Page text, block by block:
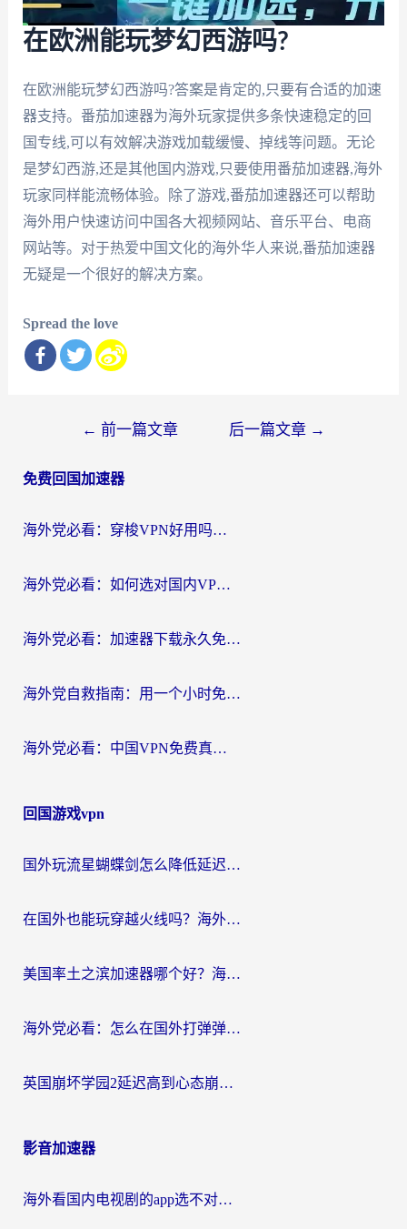
在欧洲能玩梦幻西游吗?
在欧洲能玩梦幻西游吗?答案是肯定的,只要有合适的加速
器支持。番茄加速器为海外玩家提供多条快速稳定的回
国专线,可以有效解决游戏加载缓慢、掉线等问题。无论
是梦幻西游,还是其他国内游戏,只要使用番茄加速器,海外
玩家同样能流畅体验。除了游戏,番茄加速器还可以帮助
海外用户快速访问中国各大视频网站、音乐平台、电商
网站等。对于热爱中国文化的海外华人来说,番茄加速器
无疑是一个很好的解决方案。
Spread the love
导
← 前一篇文章 后一篇文章 →
免费回国加速器
海外党必看：穿梭VPN好用吗？和云帆VPN对比哪个回国效果更好？附真实测评+避坑指南
海外党必看：如何选对国内VPN，实现无缝访问国内资源？
海外党必看：加速器下载永久免费版真的存在吗？教你无缝访问国内资源的正确姿势
海外党自救指南：用一个小时免费加速器，轻松打破国内资源访问壁垒？
海外党必看：中国VPN免费真的靠谱吗？手把手教你选对回国加速器
回国游戏vpn
国外玩流星蝴蝶剑怎么降低延迟？海外党必看的加速秘籍（含欧洲鸣潮&彩虹岛优化攻略）
在国外也能玩穿越火线吗？海外玩家国服游戏畅玩终极指南
美国率土之滨加速器哪个好？海外党国服游戏畅玩终极指南（附多游戏解决方案）
海外党必看：怎么在国外打弹弹堂不卡？番茄加速器亲测指南
英国崩坏学园2延迟高到心态崩？海外党国服游戏加速终极指南
影音加速器
海外看国内电视剧的app选不对？这份回国加速器避坑指南帮你流畅追剧